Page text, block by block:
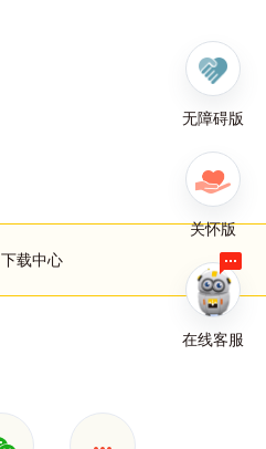
下载中心
无障碍版
关怀版
在线客服